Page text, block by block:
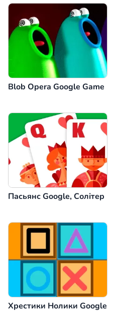
Blob Opera Google Game
Пасьянс Google, Солітер
Хрестики Нолики Google